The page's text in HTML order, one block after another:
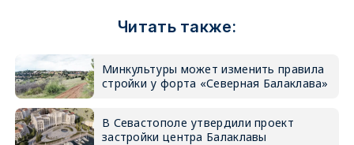
Читать также:
Минкультуры может изменить правила
стройки у форта «Северная Балаклава»
В Севастополе утвердили проект
застройки центра Балаклавы